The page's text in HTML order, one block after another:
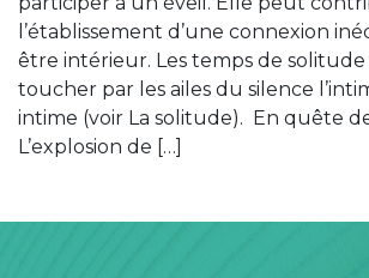
l’établissement d’une connexion
être intérieur. Les temps de
toucher par les ailes du silence
intime (voir La solitude). En quête
L’explosion de […]